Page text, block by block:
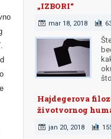
„IZBORI“
mar 18, 2018
Hajdegerova
životvornog
jan 20, 2018